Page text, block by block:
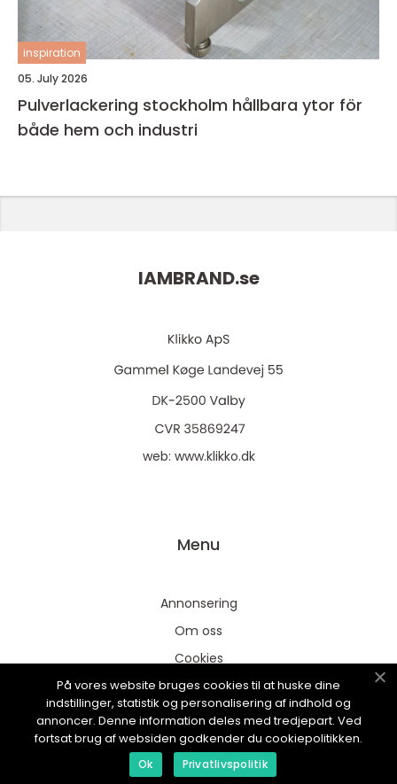
inspiration
05. July 2026
Pulverlackering stockholm hållbara ytor för
både hem och industri
IAMBRAND.se
web: www.klikko.dk
Menu
Annonsering
Om oss
Cookies
Kontakta oss
Sitemap
På vores website bruges cookies til at huske dine
indstillinger, statistik og personalisering af indhold og
annoncer. Denne information deles med tredjepart. Ved
fortsat brug af websiden godkender du cookiepolitikken.
Ok Privatlivspolitik